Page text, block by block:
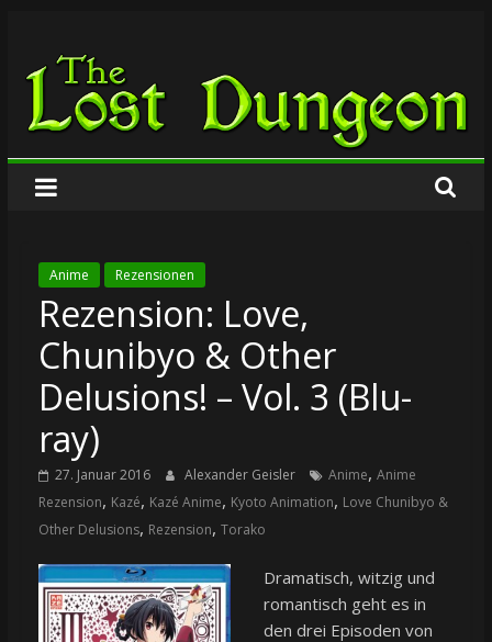
springen
The
Lost
Dungeon
Anime Rezensionen
Rezension: Love,
Chunibyo & Other
Delusions! – Vol. 3 (Blu-
ray)
27. Januar 2016 Alexander Geisler Anime, Anime
Rezension, Kazé, Kazé Anime, Kyoto Animation, Love Chunibyo &
Other Delusions, Rezension, Torako
Dramatisch, witzig und
romantisch geht es in
den drei Episoden von